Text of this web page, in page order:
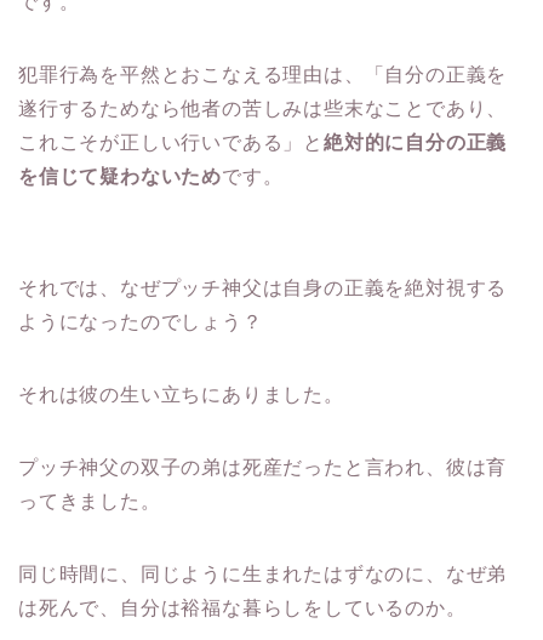
犯罪行為を平然とおこなえる理由は、「自分の正義を
遂行するためなら他者の苦しみは些末なことであり、
これこそが正しい行いである」と 絶対的に自分の正義
を信じて疑わないためです。
それでは、なぜプッチ神父は自身の正義を絶対視する
ようになったのでしょう？
それは彼の生い立ちにありました。
プッチ神父の双子の弟は死産だったと言われ、彼は育
ってきました。
同じ時間に、同じように生まれたはずなのに、なぜ弟
は死んで、自分は裕福な暮らしをしているのか。